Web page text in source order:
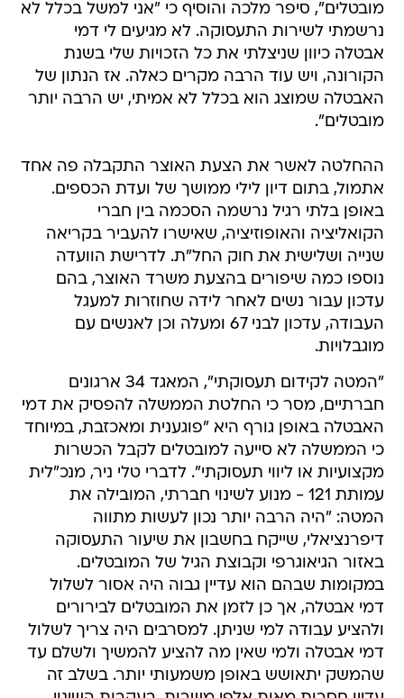
מובטלים", סיפר מלכה והוסיף כי "אני למשל בכלל לא
נרשמתי לשירות התעסוקה. לא מגיעים לי דמי
אבטלה כיוון שניצלתי את כל הזכויות שלי בשנת
הקורונה, ויש עוד הרבה מקרים כאלה. אז הנתון של
האבטלה שמוצג הוא בכלל לא אמיתי, יש הרבה יותר
מובטלים".
ההחלטה לאשר את הצעת האוצר התקבלה פה אחד
אתמול, בתום דיון לילי ממושך של ועדת הכספים.
באופן בלתי רגיל נרשמה הסכמה בין חברי
הקואליציה והאופוזיציה, שאישרו להעביר בקריאה
שנייה ושלישית את חוק החל"ת. לדרישת הוועדה
נוספו כמה שיפורים בהצעת משרד האוצר, בהם
עדכון עבור נשים לאחר לידה שחוזרות למעגל
העבודה, עדכון לבני 67 ומעלה וכן לאנשים עם
מוגבלויות.
"המטה לקידום תעסוקתי", המאגד 34 ארגונים
חברתיים, מסר כי החלטת הממשלה להפסיק את דמי
האבטלה באופן גורף היא "פוגענית ומאכזבת, במיוחד
כי הממשלה לא סייעה למובטלים לקבל הכשרות
מקצועיות או ליווי תעסוקתי". לדברי טלי ניר, מנכ"לית
עמותת 121 - מנוע לשינוי חברתי, המובילה את
המטה: "היה הרבה יותר נכון לעשות מתווה
דיפרנציאלי, שייקח בחשבון את שיעור התעסוקה
באזור הגיאוגרפי וקבוצת הגיל של המובטלים.
במקומות שבהם הוא עדיין גבוה היה אסור לשלול
דמי אבטלה, אך כן לזמן את המובטלים לבירורים
ולהציע עבודה למי שניתן. למסרבים היה צריך לשלול
דמי אבטלה ולמי שאין מה להציע להמשיך ולשלם עד
שהמשק יתאושש באופן משמעותי יותר. בשלב זה